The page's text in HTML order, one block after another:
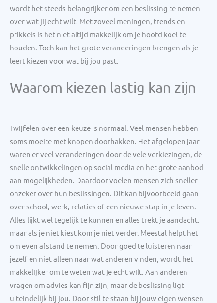
wordt het steeds belangrijker om een beslissing te nemen
over wat jij echt wilt. Met zoveel meningen, trends en
prikkels is het niet altijd makkelijk om je hoofd koel te
houden. Toch kan het grote veranderingen brengen als je
leert kiezen voor wat bij jou past.
Waarom kiezen lastig kan zijn
Twijfelen over een keuze is normaal. Veel mensen hebben
soms moeite met knopen doorhakken. Het afgelopen jaar
waren er veel veranderingen door de vele verkiezingen, de
snelle ontwikkelingen op social media en het grote aanbod
aan mogelijkheden. Daardoor voelen mensen zich sneller
onzeker over hun beslissingen. Dit kan bijvoorbeeld gaan
over school, werk, relaties of een nieuwe stap in je leven.
Alles lijkt wel tegelijk te kunnen en alles trekt je aandacht,
maar als je niet kiest kom je niet verder. Meestal helpt het
om even afstand te nemen. Door goed te luisteren naar
jezelf en niet alleen naar wat anderen vinden, wordt het
makkelijker om te weten wat je echt wilt. Aan anderen
vragen om advies kan fijn zijn, maar de beslissing ligt
uiteindelijk bij jou. Door stil te staan bij jouw eigen wensen